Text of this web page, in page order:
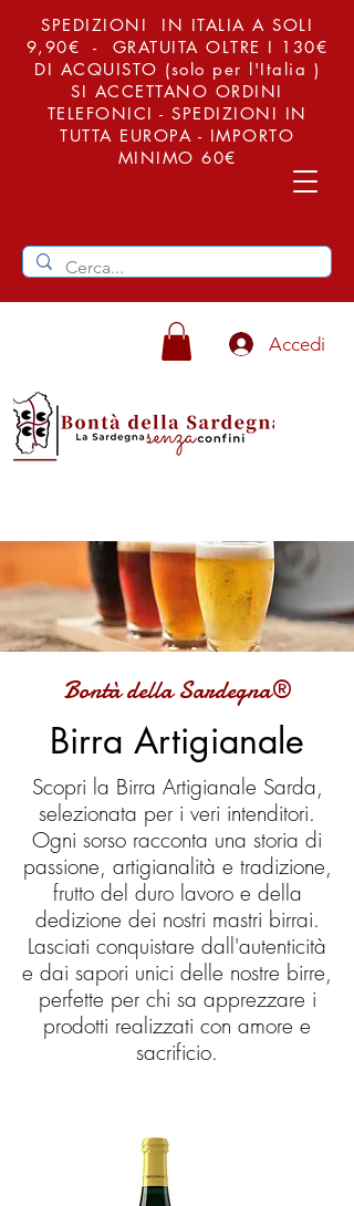
SPEDIZIONI IN ITALIA A SOLI
9,90€ - GRATUITA OLTRE I 130€
DI ACQUISTO (solo per l'Italia )
SI ACCETTANO ORDINI
TELEFONICI - SPEDIZIONI IN
TUTTA EUROPA - IMPORTO
MINIMO 60€
Accedi
Bontà della Sardegna®
Birra Artigianale
Scopri la Birra Artigianale Sarda,
selezionata per i veri intenditori.
Ogni sorso racconta una storia di
passione, artigianalità e tradizione,
frutto del duro lavoro e della
dedizione dei nostri mastri birrai.
Lasciati conquistare dall'autenticità
e dai sapori unici delle nostre birre,
perfette per chi sa apprezzare i
prodotti realizzati con amore e
sacrificio.